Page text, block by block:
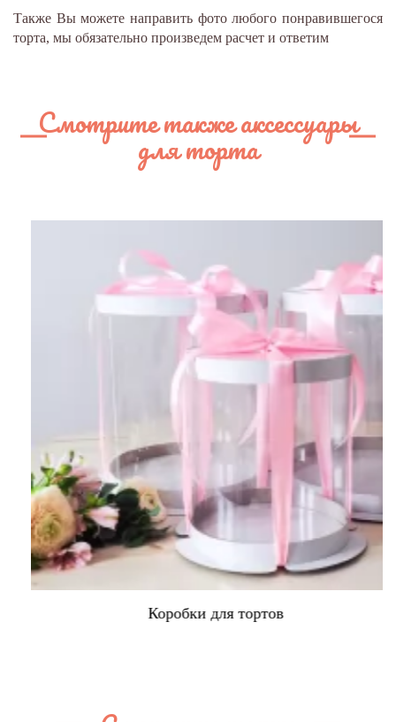
Также Вы можете направить фото любого понравившегося
торта, мы обязательно произведем расчет и ответим
Смотрите также аксессуары
для торта
Коробки для тортов